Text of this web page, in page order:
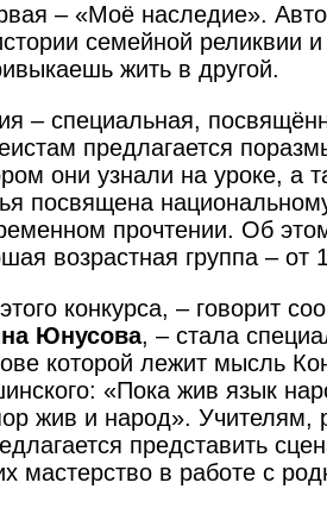
– «Моё наследие».
семейной реликвии
жить в другой.
– специальная,
предлагается
они узнали на уроке, а
посвящена
прочтении. Об
возрастная группа – от
конкурса, – говорит
Юнусова, – стала
которой лежит мысль
«Пока жив язык
жив и народ». Учителям,
представить
мастерство в работе с